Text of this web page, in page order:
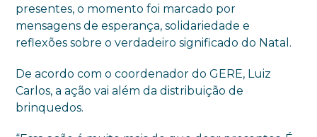
presentes, o momento foi marcado por
mensagens de esperança, solidariedade e
reflexões sobre o verdadeiro significado do Natal.
De acordo com o coordenador do GERE, Luiz
Carlos, a ação vai além da distribuição de
brinquedos.